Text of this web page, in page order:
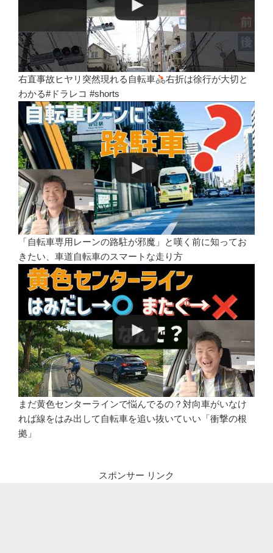
右直事故ヒヤリ突然現れる自転車
右折は徐行が大切と
わかる#ドラレコ #shorts
「自転車専用レーンの路駐が邪魔」と嘆く前に知ってお
きたい、車道自転車のスマートな走り方
まだ黄色センターラインで悩んでるの？対向車がいなけ
れば線をはみ出して自転車を追い抜いていい「衝撃の根
拠」
スポンサー リンク